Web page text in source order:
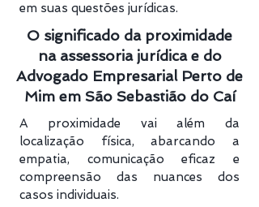
em suas questões jurídicas.
O significado da proximidade
na assessoria jurídica e do
Advogado Empresarial Perto de
Mim em São Sebastião do Caí
A proximidade vai além da
localização física, abarcando a
empatia, comunicação eficaz e
compreensão das nuances dos
casos individuais.